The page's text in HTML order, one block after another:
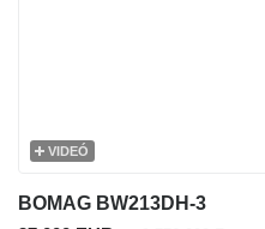
VIDEÓ
BOMAG BW213DH-3